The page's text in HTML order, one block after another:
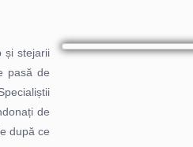
și stejarii
pasă de
de
după ce